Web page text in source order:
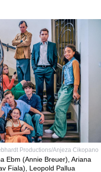
Productions/Anjeza Cikopano
Ebm (Annie Breuer), Ariana
Fiala), Leopold Pallua